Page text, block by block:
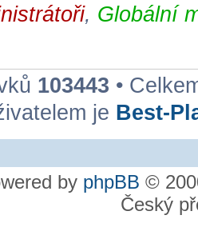
, Globální
103443 •
je Best-
by phpBB ©
Český